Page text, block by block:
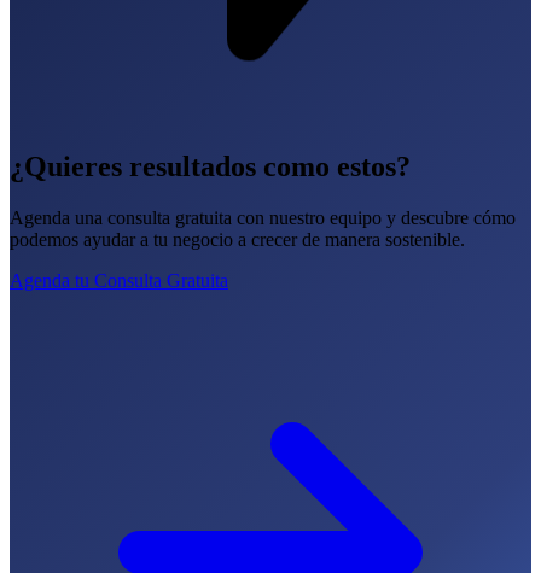
¿Quieres resultados como estos?
Agenda una consulta gratuita con nuestro equipo y descubre cómo
podemos ayudar a tu negocio a crecer de manera sostenible.
Agenda tu Consulta Gratuita